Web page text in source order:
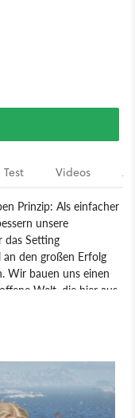
Test Videos
Prinzip: Als einfacher
unsere
das Setting
den großen Erfolg
Wir bauen uns einen
Welt, die hier aus
Wikinger eine
der Survival- und
Rollenspiel